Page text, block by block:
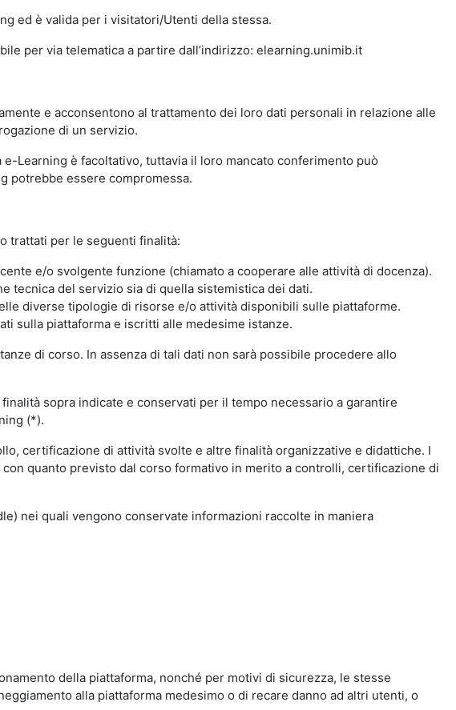
ed è valida per i visitatori/Utenti della stessa.
per via telematica a partire dall’indirizzo: elearning.unimib.it
e acconsentono al trattamento dei loro dati personali in relazione alle
di un servizio.
Learning è facoltativo, tuttavia il loro mancato conferimento può
potrebbe essere compromessa.
trattati per le seguenti finalità:
e/o svolgente funzione (chiamato a cooperare alle attività di docenza).
tecnica del servizio sia di quella sistemistica dei dati.
diverse tipologie di risorse e/o attività disponibili sulle piattaforme.
sulla piattaforma e iscritti alle medesime istanze.
di corso. In assenza di tali dati non sarà possibile procedere allo
sopra indicate e conservati per il tempo necessario a garantire
(*).
certificazione di attività svolte e altre finalità organizzative e didattiche. I
quanto previsto dal corso formativo in merito a controlli, certificazione di
nei quali vengono conservate informazioni raccolte in maniera
della piattaforma, nonché per motivi di sicurezza, le stesse
alla piattaforma medesimo o di recare danno ad altri utenti, o